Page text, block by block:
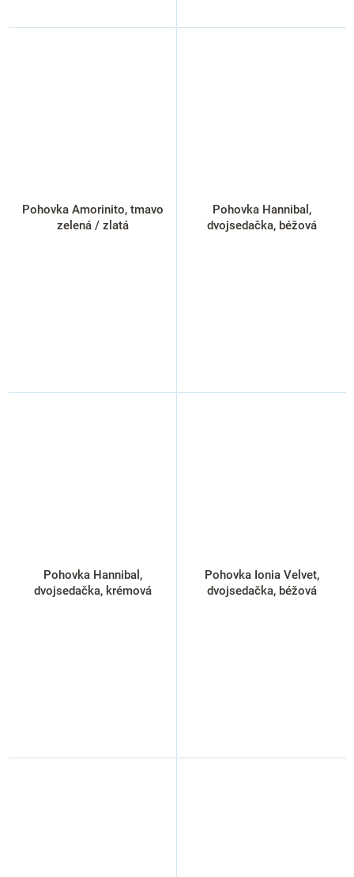
Pohovka Amorinito, tmavo
zelená / zlatá
Pohovka Hannibal,
dvojsedačka, béžová
Pohovka Hannibal,
dvojsedačka, krémová
Pohovka Ionia Velvet,
dvojsedačka, béžová